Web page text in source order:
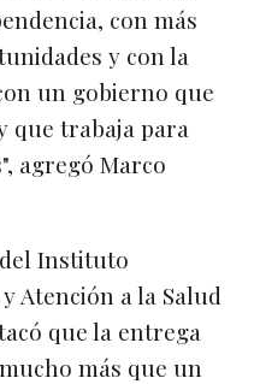
con más
y con la
un gobierno que
que trabaja para
agregó Marco
Instituto
Atención a la Salud
que la entrega
más que un